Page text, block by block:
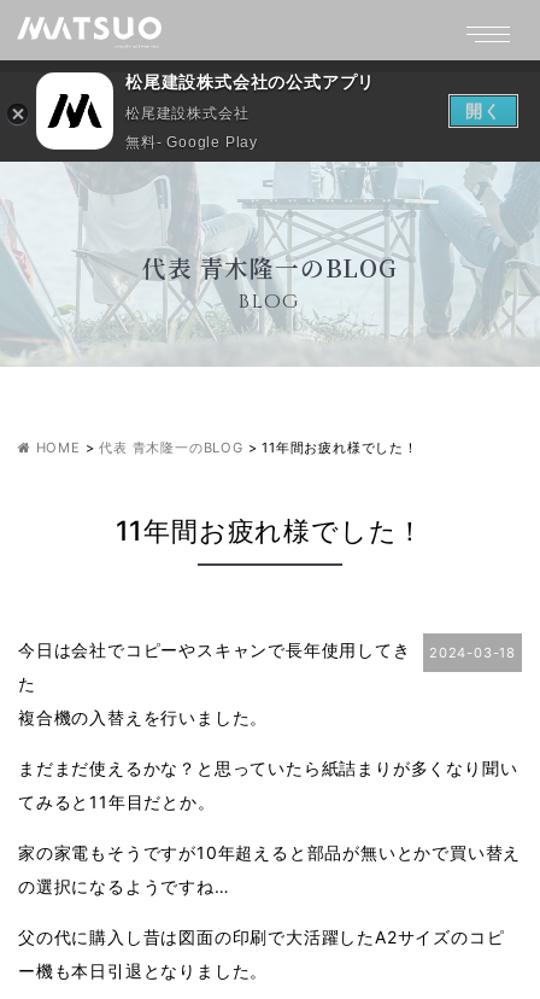
代表 青木隆一のBLOG
BLOG
HOME >代表 青木隆一のBLOG >11年間お疲れ様でした！
11年間お疲れ様でした！
2024-03-18
今日は会社でコピーやスキャンで長年使用してき
た
複合機の入替えを行いました。
まだまだ使えるかな？と思っていたら紙詰まりが多くなり聞い
てみると11年目だとか。
家の家電もそうですが10年超えると部品が無いとかで買い替え
の選択になるようですね…
父の代に購入し昔は図面の印刷で大活躍したA2サイズのコピ
ー機も本日引退となりました。
松尾建設株式会社の公式アプリ
松尾建設株式会社
無料- Google Play
開く